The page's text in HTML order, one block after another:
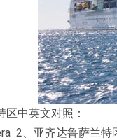
中英文对照：
2、亚齐达鲁萨兰特